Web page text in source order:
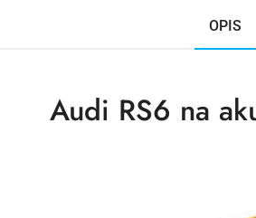
OPIS
Audi RS6 na